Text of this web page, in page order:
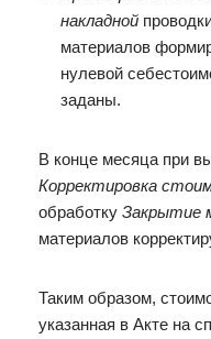
накладной
материалов
нулевой
заданы.
В конце месяца при
Корректировка
обработку Закрытие
материалов
Таким образом,
указанная в Акте на